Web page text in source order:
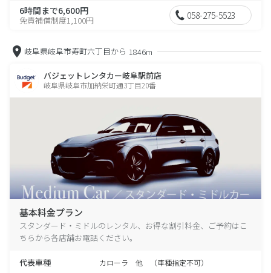
6時間まで6,600円
免責補償制度1,100円 058-275-5523
岐阜県岐阜市寿町六丁目から 1846m
バジェットレンタカー岐阜駅前店
岐阜県岐阜市加納栄町通3丁目20番
基本料金プラン
スタンダード・ミドルのレンタル、お得な割引料金、ご予約はこ
ちらから各店舗お電話ください。
代表車種 カローラ 他 （車種指定不可）